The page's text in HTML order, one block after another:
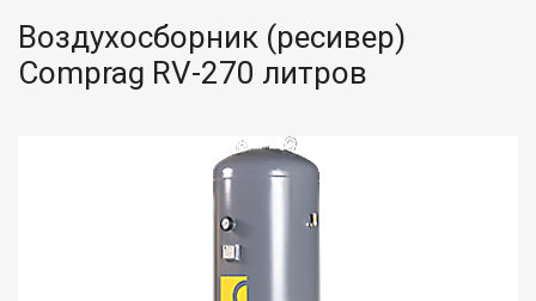
Воздухосборник (ресивер)
Comprag RV-270 литров